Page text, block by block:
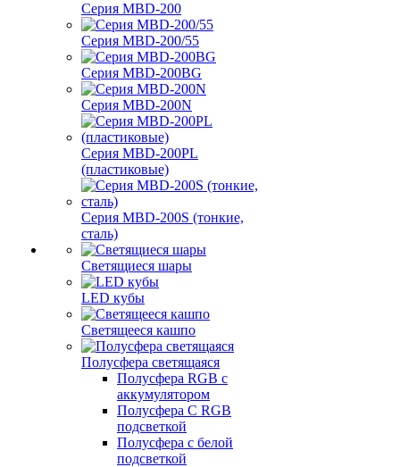
Серия MBD-200
Серия MBD-200/55
Серия MBD-200BG
Серия MBD-200N
Серия MBD-200PL
(пластиковые)
Серия MBD-200S (тонкие,
сталь)
Светящиеся шары
LED кубы
Светящееся кашпо
Полусфера светящаяся
Полусфера RGB с
аккумулятором
Полусфера С RGB
подсветкой
Полусфера с белой
подсветкой